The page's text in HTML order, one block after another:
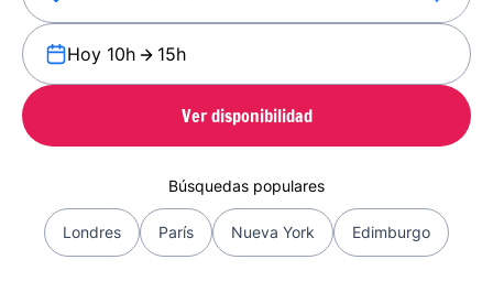
Hoy 10h 15h
Ver disponibilidad
Búsquedas populares
Londres París Nueva York Edimburgo